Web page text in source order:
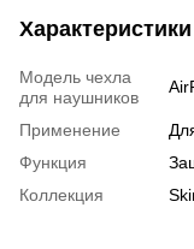
Характеристики
Модель чехла
для наушников
Применение
Функция
Коллекция